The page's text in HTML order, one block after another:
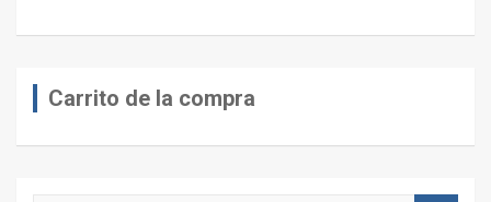
Carrito de la compra